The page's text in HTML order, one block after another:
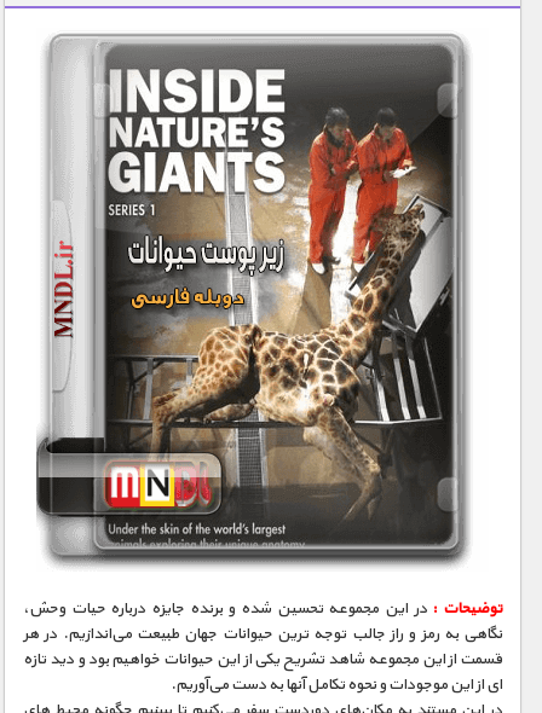
توضیحات :در این مجموعه‌ تحسین‌ شده و برنده‌‌ جایزه درباره‌‌ حیات وحش،
نگاهی به رمز و راز جالب‌ توجه‌‌ ترین حیوانات جهان طبیعت می‌اندازیم. در هر
قسمت از این مجموعه شاهد تشریح یکی از این حیوانات خواهیم بود و دید تازه‌‌
ای از این موجودات و نحوه‌‌ تکامل آنها به دست می‌آوریم.